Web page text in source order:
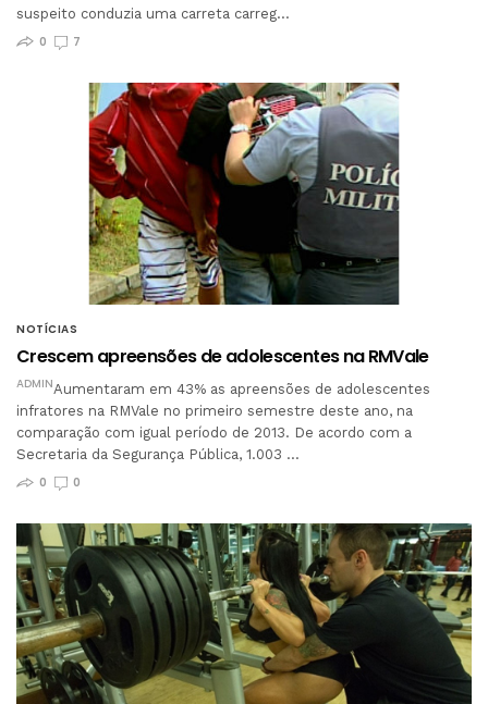
suspeito conduzia uma carreta carreg…
0
7
NOTÍCIAS
Crescem apreensões de adolescentes na RMVale
ADMINAumentaram em 43% as apreensões de adolescentes
infratores na RMVale no primeiro semestre deste ano, na
comparação com igual período de 2013. De acordo com a
Secretaria da Segurança Pública, 1.003 …
0
0